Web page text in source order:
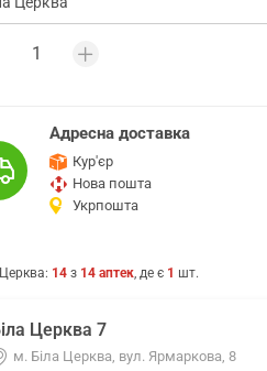
Адресна доставка
Кур'єр
Нова пошта
Укрпошта
: 14 з 14 аптек, де є 1 шт.
Церква 7
м. Біла Церква, вул. Ярмаркова, 8